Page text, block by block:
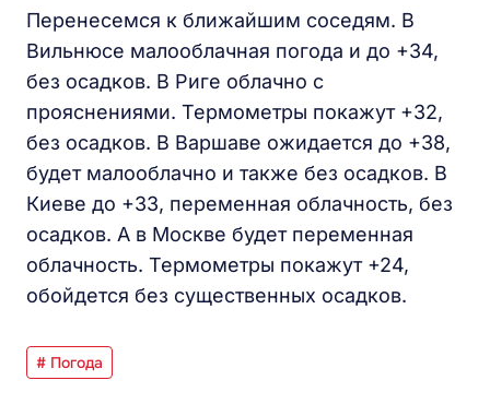
Перенесемся к ближайшим соседям. В
Вильнюсе малооблачная погода и до +34,
без осадков. В Риге облачно с
прояснениями. Термометры покажут +32,
без осадков. В Варшаве ожидается до +38,
будет малооблачно и также без осадков. В
Киеве до +33, переменная облачность, без
осадков. А в Москве будет переменная
облачность. Термометры покажут +24,
обойдется без существенных осадков.
# Погода